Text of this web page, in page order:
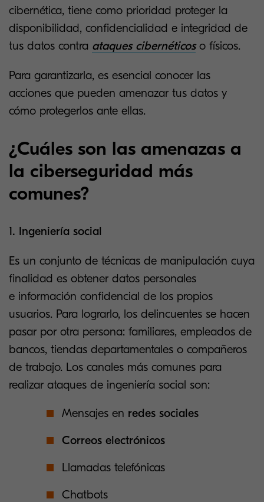
cibernética, tiene como prioridad proteger la
disponibilidad, confidencialidad e integridad de
tus datos contra ataques cibernéticoso físicos.
Para garantizarla, es esencial conocer las
acciones que pueden amenazar tus datos y
cómo protegerlos ante ellas.
¿Cuáles son las amenazas a
la ciberseguridad más
comunes?
1. Ingeniería social
Es un conjunto de técnicas de manipulación cuya
finalidad es obtener datos personales
e información confidencial de los propios
usuarios. Para lograrlo, los delincuentes se hacen
pasar por otra persona: familiares, empleados de
bancos, tiendas departamentales o compañeros
de trabajo. Los canales más comunes para
realizar ataques de ingeniería social son:
Mensajes en redes sociales
Correos electrónicos
Llamadas telefónicas
Chatbots